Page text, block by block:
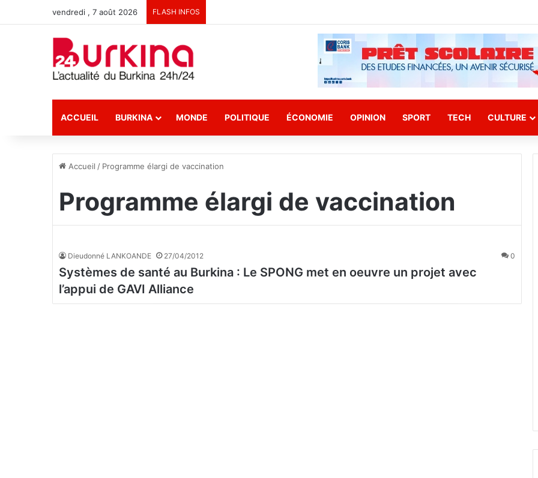
vendredi , 7 août 2026 FLASH INFOS
ACCUEIL BURKINA MONDE POLITIQUE ÉCONOMIE OPINION SPORT TECH CULTURE
Accueil / Programme élargi de vaccination
Programme élargi de vaccination
Dieudonné LANKOANDE 27/04/2012 0
Systèmes de santé au Burkina : Le SPONG met en oeuvre un projet avec
l’appui de GAVI Alliance